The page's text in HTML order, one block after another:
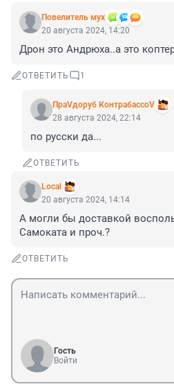
Повелитель мух
20 августа 2024, 14:20
Дрон это Андрюха..а это
ОТВЕТИТЬ 1
ПраVдоруб КонтрабассоV
28 августа 2024, 22:14
по русски да...
ОТВЕТИТЬ
Local
20 августа 2024, 14:14
А могли бы доставкой
Самоката и проч.?
ОТВЕТИТЬ
Гость
Войти